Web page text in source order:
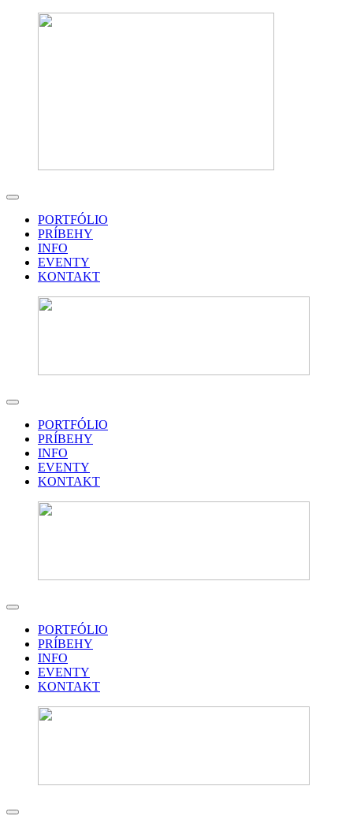
PORTFÓLIO
PRÍBEHY
INFO
EVENTY
KONTAKT
PORTFÓLIO
PRÍBEHY
INFO
EVENTY
KONTAKT
PORTFÓLIO
PRÍBEHY
INFO
EVENTY
KONTAKT